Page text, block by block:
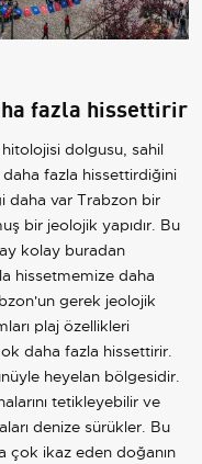
fazla hissettirir
dolgusu, sahil
fazla hissettirdiğini
daha var Trabzon bir
bir jeolojik yapıdır. Bu
kolay buradan
hissetmemize daha
gerek jeolojik
plaj özellikleri
daha fazla hissettirir.
heyelan bölgesidir.
tetikleyebilir ve
denize sürükler. Bu
çok ikaz eden doğanın